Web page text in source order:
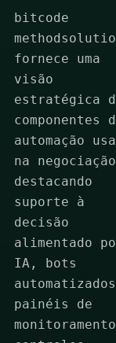
bitcode
fornece uma
visão
estratégica
componentes
automação
na
destacando
suporte à
decisão
alimentado
IA, bots
painéis de